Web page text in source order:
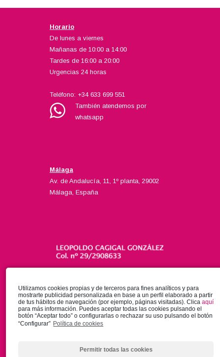
Horario
De lunes a viernes
Mañanas de 10:00 a 14:00
Tardes de 16:00 a 20:00
Urgencias 24 horas
Teléfono: +34 633 699 551
También atendemos por
whatsapp
Málaga
Av. de Andalucía, 11, 1º planta, 29002
Málaga, España
Utilizamos cookies propias y de terceros para fines analíticos y para
mostrarte publicidad personalizada en base a un perfil elaborado a partir
de tus hábitos de navegación (por ejemplo, páginas visitadas). Clica aquí
para más información. Puedes aceptar todas las cookies pulsando el
botón “Aceptar todo” o configurarlas o rechazar su uso pulsando el botón
“Configurar” Política de cookies
Permitir todas las cookies